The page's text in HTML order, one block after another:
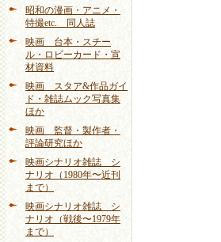
昭和の漫画・アニメ・
特撮etc. 同人誌
映画 台本・スチー
ル・ロビーカード・宣
材資料
映画 スタア&作品ガイ
ド・雑誌ムック写真集
ほか
映画 監督・製作者・
評論研究ほか
映画シナリオ雑誌 シ
ナリオ（1980年〜近刊
まで）
映画シナリオ雑誌 シ
ナリオ（戦後〜1979年
まで）